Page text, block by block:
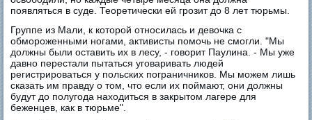
появляться в суде. Теоретически ей грозит до 8 лет тюрьмы.
Группе из Мали, к которой относилась и девочка с
обмороженными ногами, активисты помочь не смогли. "Мы
должны были оставить их в лесу, - говорит Паулина. - Мы уже
давно перестали пытаться уговаривать людей
регистрироваться у польских пограничников. Мы можем лишь
сказать им правду о том, что если их поймают, они должны
будут до полугода находиться в закрытом лагере для
беженцев, как в тюрьме".